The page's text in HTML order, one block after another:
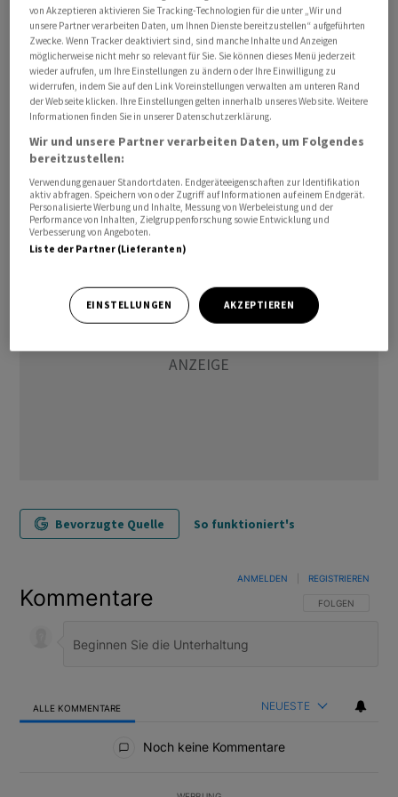
Autohersteller am Freitag in Tokio mit. Experten hatten
mit einem deutlich höheren Gewinnziel für das
laufende Geschäftsjahr gerechnet. Auch die
Umsatzprognose von 51 Billionen Yen lag unter den
Erwartungen der Experten. Die Aktie drehte nach
Bekanntgabe der Zahlen und Ziele ins Minus und baute
damit ihren Jahresverlust auf rund zwölf Prozent
(AWP)
Bevorzugte Quelle So funktioniert's
Kommentare FOLGE DIESER
FOLGEN
ANMELDEN REGISTRIEREN
ALLE KOMMENTARE NEUESTE
Noch keine Kommentare
von Akzeptieren aktivieren Sie Tracking-Technologien für die unter „Wir und
unsere Partner verarbeiten Daten, um Ihnen Dienste bereitzustellen“ aufgeführten
Zwecke. Wenn Tracker deaktiviert sind, sind manche Inhalte und Anzeigen
möglicherweise nicht mehr so relevant für Sie. Sie können dieses Menü jederzeit
wieder aufrufen, um Ihre Einstellungen zu ändern oder Ihre Einwilligung zu
widerrufen, indem Sie auf den Link Voreinstellungen verwalten am unteren Rand
der Webseite klicken. Ihre Einstellungen gelten innerhalb unseres Website. Weitere
Informationen finden Sie in unserer Datenschutzerklärung.
Wir und unsere Partner verarbeiten Daten, um Folgendes
bereitzustellen:
Verwendung genauer Standortdaten. Endgeräteeigenschaften zur Identifikation
aktiv abfragen. Speichern von oder Zugriff auf Informationen auf einem Endgerät.
Personalisierte Werbung und Inhalte, Messung von Werbeleistung und der
Performance von Inhalten, Zielgruppenforschung sowie Entwicklung und
Verbesserung von Angeboten.
Liste der Partner (Lieferanten)
EINSTELLUNGEN AKZEPTIEREN